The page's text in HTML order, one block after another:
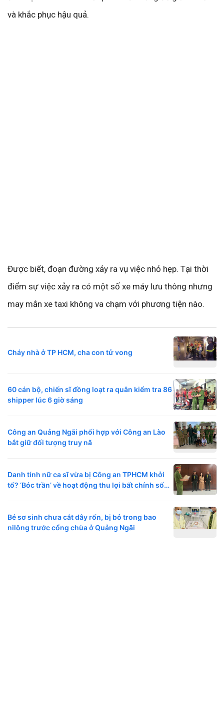
và khắc phục hậu quả.
Được biết, đoạn đường xảy ra vụ việc nhỏ hẹp. Tại thời
điểm sự việc xảy ra có một số xe máy lưu thông nhưng
may mắn xe taxi không va chạm với phương tiện nào.
Cháy nhà ở TP HCM, cha con tử vong
60 cán bộ, chiến sĩ đồng loạt ra quân kiểm tra 86
shipper lúc 6 giờ sáng
Công an Quảng Ngãi phối hợp với Công an Lào
bắt giữ đối tượng truy nã
Danh tính nữ ca sĩ vừa bị Công an TPHCM khởi
tố? ‘Bóc trần’ về hoạt động thu lợi bất chính số
Bé sơ sinh chưa cắt dây rốn, bị bỏ trong bao
nilông trước cổng chùa ở Quảng Ngãi